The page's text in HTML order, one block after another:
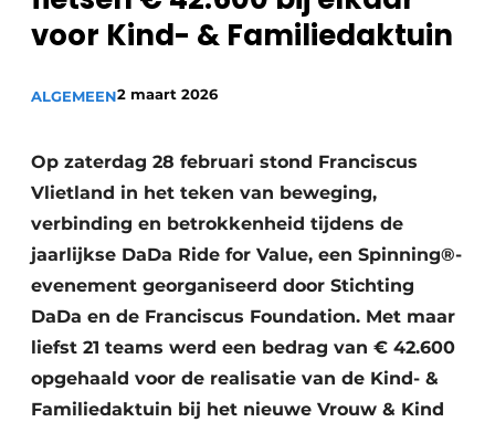
Podcasts
Privacy / Cookie statement
Vacature aanmelden
Video’s
Privéklinieken
voor Kind- & Familiedaktuin
ALGEMEEN2 maart 2026
Op zaterdag 28 februari stond Franciscus
Vlietland in het teken van beweging,
verbinding en betrokkenheid tijdens de
jaarlijkse DaDa Ride for Value, een Spinning®-
evenement georganiseerd door Stichting
DaDa en de Franciscus Foundation. Met maar
liefst 21 teams werd een bedrag van € 42.600
opgehaald voor de realisatie van de Kind- &
Familiedaktuin bij het nieuwe Vrouw & Kind